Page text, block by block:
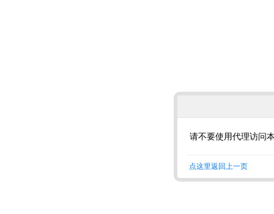
请不要使用代理访问
点这里返回上一页